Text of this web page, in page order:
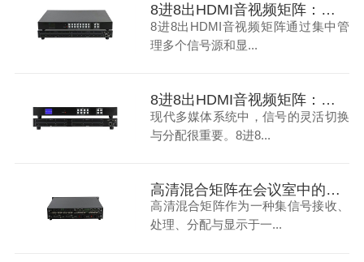
8进8出HDMI音视频矩阵：教育领域的多媒体控制革新
8进8出HDMI音视频矩阵通过集中管
理多个信号源和显...
8进8出HDMI音视频矩阵：打造多媒体会议室
现代多媒体系统中，信号的灵活切换
与分配很重要。8进8...
高清混合矩阵在会议室中的应用：提升效率与视觉体验的关键
高清混合矩阵作为一种集信号接收、
处理、分配与显示于一...